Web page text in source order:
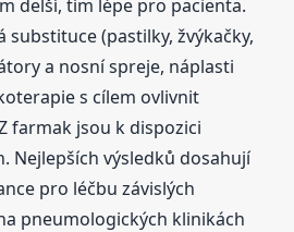
delší, tím lépe pro pacienta.
substituce (pastilky, žvýkačky,
a nosní spreje, náplasti
s cílem ovlivnit
farmak jsou k dispozici
Nejlepších výsledků dosahují
pro léčbu závislých
pneumologických klinikách